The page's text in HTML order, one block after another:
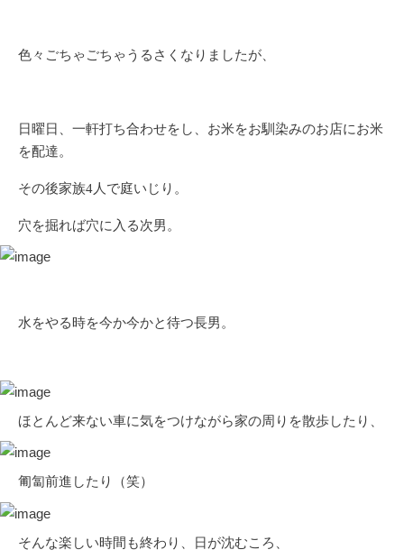
色々ごちゃごちゃうるさくなりましたが、
日曜日、一軒打ち合わせをし、お米をお馴染みのお店にお米
を配達。
その後家族4人で庭いじり。
穴を掘れば穴に入る次男。
水をやる時を今か今かと待つ長男。
ほとんど来ない車に気をつけながら家の周りを散歩したり、
匍匐前進したり（笑）
そんな楽しい時間も終わり、日が沈むころ、